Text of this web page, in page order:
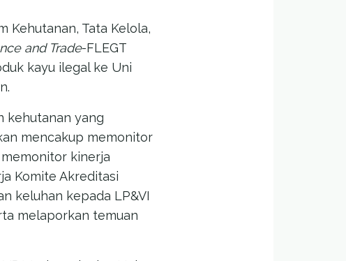
Kehutanan, Tata Kelola,
and Trade-FLEGT
kayu ilegal ke Uni
kehutanan yang
mencakup memonitor
kinerja
Komite Akreditasi
keluhan kepada LP&VI
melaporkan temuan